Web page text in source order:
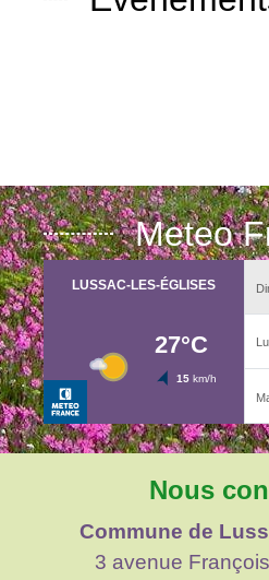
Meteo
Nous
Commune de
3 avenue